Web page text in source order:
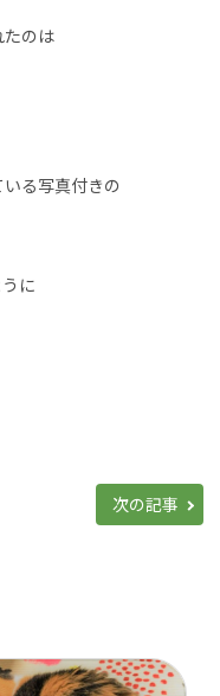
のは
る写真付きの
に
次の記事